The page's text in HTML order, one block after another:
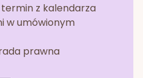
z kalendarza
w umówionym
prawna